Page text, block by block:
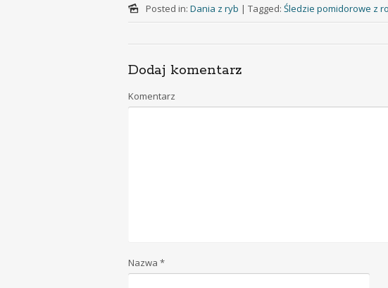
Posted in: Dania z ryb | Tagged: Śledzie pomidorowe z
Dodaj komentarz
Komentarz
Nazwa *